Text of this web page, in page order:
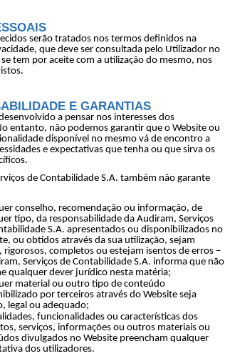
serão tratados nos termos definidos na
que deve ser consultada pelo Utilizador no
tem por aceite com a utilização do mesmo, nos
E GARANTIAS
a pensar nos interesses dos
entanto, não podemos garantir que o Website ou
disponível no mesmo vá de encontro a
e expectativas que tenha ou que sirva os
de Contabilidade S.A. também não garante
conselho, recomendação ou informação, de
tipo, da responsabilidade da Audiram, Serviços
S.A. apresentados ou disponibilizados no
ou obtidos através da sua utilização, sejam
rigorosos, completos ou estejam isentos de erros –
Serviços de Contabilidade S.A. informa que não
qualquer dever jurídico nesta matéria;
material ou outro tipo de conteúdo
por terceiros através do Website seja
legal ou adequado;
funcionalidades ou características dos
serviços, informações ou outros materiais ou
divulgados no Website preencham qualquer
dos utilizadores.